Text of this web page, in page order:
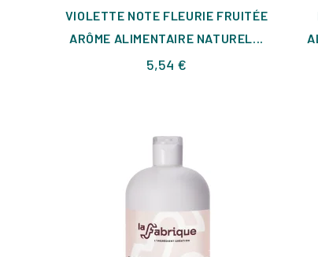
VIOLETTE NOTE FLEURIE FRUITÉE
ARÔME ALIMENTAIRE NATUREL...
5,54 €Prix